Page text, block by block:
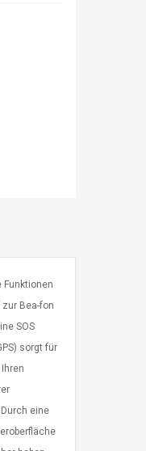
Funktionen
Bea-fon
SOS
sorgt für
eine